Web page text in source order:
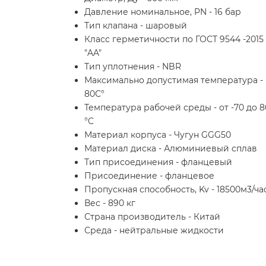
Давление номинальное, PN - 16 бар
Тип клапана - шаровый
Класс герметичности по ГОСТ 9544 -2015
"AA"
Тип уплотнения - NBR
Максимально допустимая температура -
80С°
Температура рабочей среды - от -70 до
°C
Материал корпуса - Чугун GGG50
Материал диска - Алюминиевый сплав
Тип присоединения - фланцевый
Присоединение - фланцевое
Пропускная способность, Kv - 18500м3/
Вес - 890 кг
Страна производитель - Китай
Среда - нейтральные жидкости